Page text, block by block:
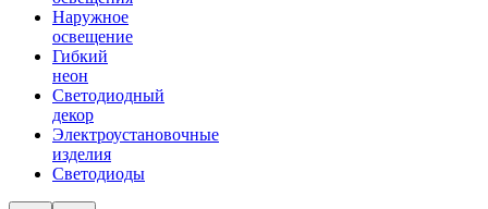
Наружное
освещение
Гибкий
неон
Светодиодный
декор
Электроустановочные
изделия
Светодиоды